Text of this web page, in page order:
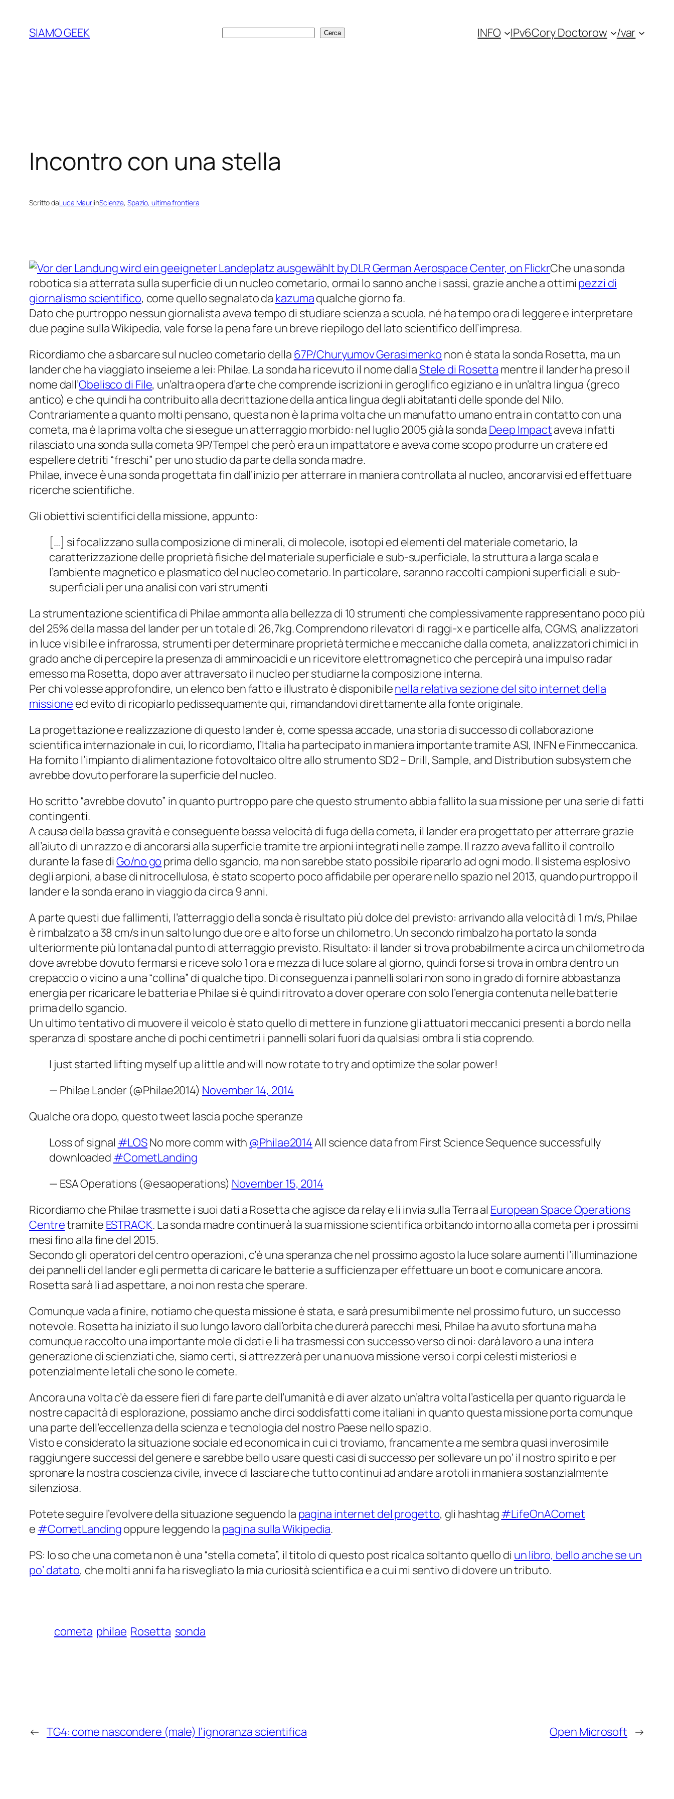
contenuto
SIAMO GEEK Cerca Cerca INFO IPv6Cory Doctorow /var
Incontro con una stella
Scritto daLuca MauriinScienza, Spazio, ultima frontiera
Che una sonda
robotica sia atterrata sulla superficie di un nucleo cometario, ormai lo sanno anche i sassi, grazie anche a ottimi pezzi di
giornalismo scientifico, come quello segnalato da kazumaqualche giorno fa.
Dato che purtroppo nessun giornalista aveva tempo di studiare scienza a scuola, né ha tempo ora di leggere e interpretare
due pagine sulla Wikipedia, vale forse la pena fare un breve riepilogo del lato scientifico dell’impresa.
Ricordiamo che a sbarcare sul nucleo cometario della 67P/Churyumov Gerasimenko non è stata la sonda Rosetta, ma un
landerche ha viaggiato inseieme a lei: Philae. La sonda ha ricevuto il nome dallaStele di Rosetta mentre il lander ha preso il
nome dall’Obelisco di File, un’altra opera d’arte che comprende iscrizioni in geroglifico egiziano e in un’altra lingua (greco
antico) e che quindi ha contribuito alla decrittazione della antica lingua degli abitatanti delle sponde del Nilo.
Contrariamente a quanto molti pensano, questa non è la prima volta che un manufatto umano entra in contatto con una
cometa, ma è la prima volta che si esegue un atterraggio morbido: nel luglio 2005 già la sonda Deep Impactaveva infatti
rilasciato una sonda sulla cometa 9P/Tempel che però era un impattatore e aveva come scopo produrre un cratere ed
espellere detriti “freschi” per uno studio da parte della sonda madre.
Philae, invece è una sonda progettata fin dall’inizio per atterrare in maniera controllata al nucleo, ancorarvisi ed effettuare
ricerche scientifiche.
Gli obiettivi scientifici della missione, appunto:
[…] si focalizzano sulla composizione di minerali, di molecole, isotopi ed elementi del materiale cometario, la
caratterizzazione delle proprietà fisiche del materiale superficiale e sub-superficiale, la struttura a larga scala e
l’ambiente magnetico e plasmatico del nucleo cometario. In particolare, saranno raccolti campioni superficiali e sub-
superficiali per una analisi con vari strumenti
La strumentazione scientifica di Philae ammonta alla bellezza di 10 strumenti che complessivamente rappresentano poco più
del 25% della massa del lander per un totale di 26,7kg. Comprendono rilevatori di raggi-x e particelle alfa, CGMS, analizzatori
in luce visibile e infrarossa, strumenti per determinare proprietà termiche e meccaniche dalla cometa, analizzatori chimici in
grado anche di percepire la presenza di amminoacidi e un ricevitore elettromagnetico che percepirà una impulso radar
emesso ma Rosetta, dopo aver attraversato il nucleo per studiarne la composizione interna.
Per chi volesse approfondire, un elenco ben fatto e illustrato è disponibilenella relativa sezione del sito internet della
missione ed evito di ricopiarlo pedissequamente qui, rimandandovi direttamente alla fonte originale.
La progettazione e realizzazione di questo lander è, come spessa accade, una storia di successo di collaborazione
scientifica internazionale in cui, lo ricordiamo, l’Italia ha partecipato in maniera importante tramite ASI, INFN e Finmeccanica.
Ha fornito l’impianto di alimentazione fotovoltaico oltre allo strumentoSD2 – Drill, Sample, and Distribution subsystem che
avrebbe dovuto perforare la superficie del nucleo.
Ho scritto “avrebbe dovuto” in quanto purtroppo pare che questo strumento abbia fallito la sua missione per una serie di fatti
contingenti.
A causa della bassa gravità e conseguente bassa velocità di fuga della cometa, il lander era progettato per atterrare grazie
all’aiuto di un razzo e di ancorarsi alla superficie tramite tre arpioni integrati nelle zampe. Il razzo aveva fallito il controllo
durante la fase diGo/no go prima dello sgancio, ma non sarebbe stato possibile ripararlo ad ogni modo. Il sistema esplosivo
degli arpioni, a base di nitrocellulosa, è stato scoperto poco affidabile per operare nello spazio nel 2013, quando purtroppo il
lander e la sonda erano in viaggio da circa 9 anni.
A parte questi due fallimenti, l’atterraggio della sonda è risultato più dolce del previsto: arrivando alla velocità di 1 m/s, Philae
è rimbalzato a 38 cm/s in un salto lungo due ore e alto forse un chilometro. Un secondo rimbalzo ha portato la sonda
ulteriormente più lontana dal punto di atterraggio previsto. Risultato: il lander si trova probabilmente a circa un chilometro da
dove avrebbe dovuto fermarsi e riceve solo 1 ora e mezza di luce solare al giorno, quindi forse si trova in ombra dentro un
crepaccio o vicino a una “collina” di qualche tipo. Di conseguenza i pannelli solari non sono in grado di fornire abbastanza
energia per ricaricare le batteria e Philae si è quindi ritrovato a dover operare con solo l’energia contenuta nelle batterie
prima dello sgancio.
Un ultimo tentativo di muovere il veicolo è stato quello di mettere in funzione gli attuatori meccanici presenti a bordo nella
speranza di spostare anche di pochi centimetri i pannelli solari fuori da qualsiasi ombra li stia coprendo.
I just started lifting myself up a little and will now rotate to try and optimize the solar power!
— Philae Lander (@Philae2014) November 14, 2014
Qualche ora dopo, questo tweet lascia poche speranze
Loss of signal #LOSNo more comm with @Philae2014All science data from First Science Sequence successfully
downloaded #CometLanding
— ESA Operations (@esaoperations) November 15, 2014
Ricordiamo che Philae trasmette i suoi dati a Rosetta che agisce da relaye li invia sulla Terra al European Space Operations
Centretramite ESTRACK. La sonda madre continuerà la sua missione scientifica orbitando intorno alla cometa per i prossimi
mesi fino alla fine del 2015.
Secondo gli operatori del centro operazioni, c’è una speranza che nel prossimo agosto la luce solare aumenti l’illuminazione
dei pannelli del lander e gli permetta di caricare le batterie a sufficienza per effettuare un boot e comunicare ancora.
Rosetta sarà lì ad aspettare, a noi non resta che sperare.
Comunque vada a finire, notiamo che questa missione è stata, e sarà presumibilmente nel prossimo futuro, un successo
notevole. Rosetta ha iniziato il suo lungo lavoro dall’orbita che durerà parecchi mesi, Philae ha avuto sfortuna ma ha
comunque raccolto una importante mole di dati e li ha trasmessi con successo verso di noi: darà lavoro a una intera
generazione di scienziati che, siamo certi, si attrezzerà per una nuova missione verso i corpi celesti misteriosi e
potenzialmente letali che sono le comete.
Ancora una volta c’è da essere fieri di fare parte dell’umanità e di aver alzato un’altra volta l’asticella per quanto riguarda le
nostre capacità di esplorazione, possiamo anche dirci soddisfatti come italiani in quanto questa missione porta comunque
una parte dell’eccellenza della scienza e tecnologia del nostro Paese nello spazio.
Visto e considerato la situazione sociale ed economica in cui ci troviamo, francamente a me sembra quasi inverosimile
raggiungere successi del genere e sarebbe bello usare questi casi di successo per sollevare un po’ il nostro spirito e per
spronare la nostra coscienza civile, invece di lasciare che tutto continui ad andare a rotoli in maniera sostanzialmente
silenziosa.
Potete seguire l’evolvere della situazione seguendo la pagina internet del progetto, gli hashtag#LifeOnAComet
e #CometLandingoppure leggendo la pagina sulla Wikipedia.
PS: lo so che una cometa non è una “stella cometa”, il titolo di questo post ricalca soltanto quello di un libro, bello anche se un
po’ datato, che molti anni fa ha risvegliato la mia curiosità scientifica e a cui mi sentivo di dovere un tributo.
cometa philae Rosetta sonda
← TG4: come nascondere (male) l’ignoranza scientifica Open Microsoft →